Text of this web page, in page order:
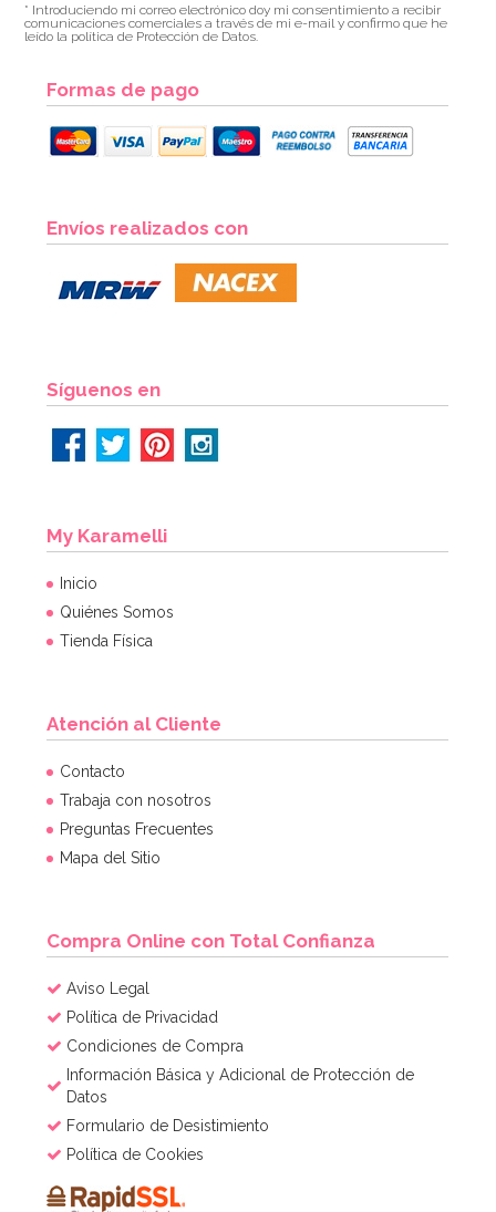
11,50€
Molde para Tartas Monster High
14,95€
AÑADIR
* Introduciendo mi correo electrónico doy mi consentimiento a recibir
comunicaciones comerciales a través de mi e-mail y confirmo que he
leído la política de Protección de Datos.
Formas de pago
Envíos realizados con
Síguenos en
My Karamelli
Inicio
Quiénes Somos
Tienda Física
Atención al Cliente
Contacto
Trabaja con nosotros
Preguntas Frecuentes
Mapa del Sitio
Compra Online con Total Confianza
Aviso Legal
Política de Privacidad
Condiciones de Compra
Información Básica y Adicional de Protección de
Datos
Formulario de Desistimiento
Política de Cookies